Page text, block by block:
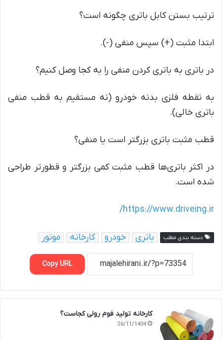
ترتیب بستن کابل باتری چگونه است؟
ابتدا مثبت (+) سپس منفی (-).
در باتری به باتری کردن منفی را به کجا وصل کنیم؟
به نقطه فلزی بدنه خودرو (نه مستقیم به قطب منفی
باتری خالی).
قطب مثبت باتری بزرگتر است یا منفی؟
در اکثر باتری‌ها قطب مثبت کمی بزرگتر و قطورتر طراحی
شده است.
https://www.driveing.ir/
دسته بندی مطلب باتری خودرو کارخانه موتور
Copy URL
کارخانه تولید فوم رولی کجاست؟
26/11/1404